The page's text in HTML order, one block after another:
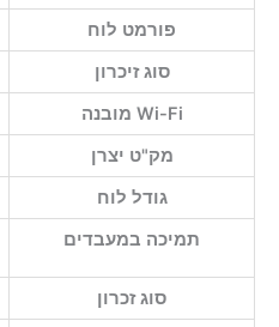
פורמט לוח
סוג זיכרון
Wi-Fi מובנה
מק"ט יצרן
גודל לוח
תמיכה במעבדים
סוג זכרון